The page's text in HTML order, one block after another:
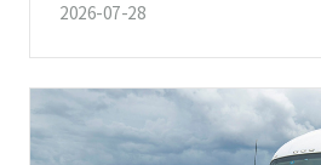
2026-07-28